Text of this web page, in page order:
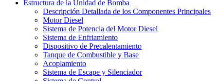
Estructura de la Unidad de Bomba
Descripción Detallada de los Componentes Principales
Motor Diesel
Sistema de Potencia del Motor Diesel
Sistema de Enfriamiento
Dispositivo de Precalentamiento
Tanque de Combustible y Base
Acoplamiento
Sistema de Escape y Silenciador